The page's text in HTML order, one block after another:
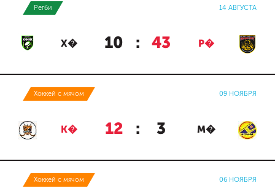
Регби 14 АВГУСТА
Х� 10 : 43 Р�
Хоккей с мячом 09 НОЯБРЯ
К� 12 : 3 М�
Хоккей с мячом 06 НОЯБРЯ